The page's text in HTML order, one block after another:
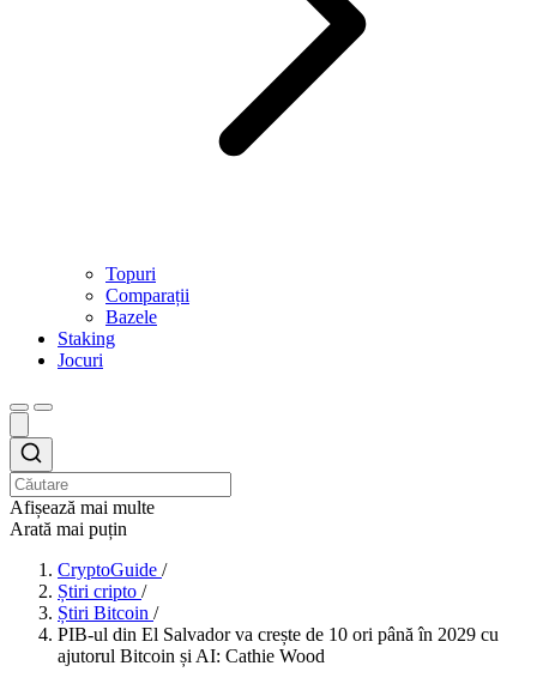
Topuri
Comparații
Bazele
Staking
Jocuri
Afișează mai multe
Arată mai puțin
CryptoGuide /
Știri cripto /
Știri Bitcoin /
PIB-ul din El Salvador va crește de 10 ori până în 2029 cu
ajutorul Bitcoin și AI: Cathie Wood